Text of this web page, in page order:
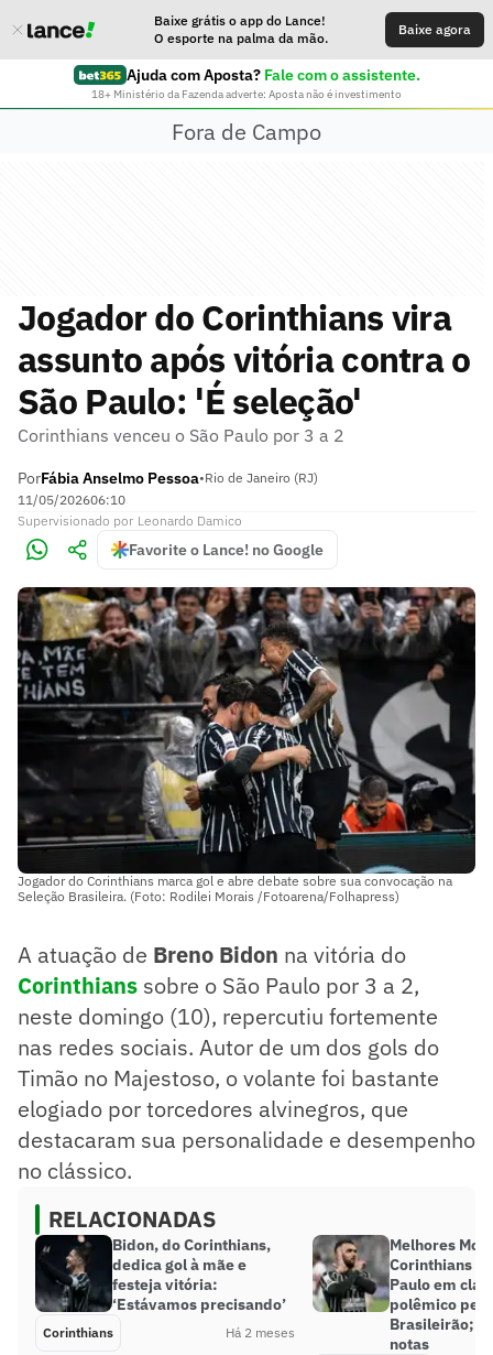
Baixe grátis o app do Lance!
O esporte na palma da mão.
Baixe agora
Ajuda com Aposta? Fale com o assistente.
18+ Ministério da Fazenda adverte: Aposta não é investimento
Fora de Campo
Jogador do Corinthians vira
assunto após vitória contra o
São Paulo: 'É seleção'
Corinthians venceu o São Paulo por 3 a 2
PorFábia Anselmo Pessoa•Rio de Janeiro (RJ)
11/05/202606:10
Supervisionado por Leonardo Damico
Favorite o Lance! no Google
Jogador do Corinthians marca gol e abre debate sobre sua convocação na
Seleção Brasileira. (Foto: Rodilei Morais /Fotoarena/Folhapress)
A atuação de Breno Bidon na vitória do
Corinthians sobre o São Paulo por 3 a 2,
neste domingo (10), repercutiu fortemente
nas redes sociais. Autor de um dos gols do
Timão no Majestoso, o volante foi bastante
elogiado por torcedores alvinegros, que
destacaram sua personalidade e desempenho
no clássico.
RELACIONADAS
Bidon, do Corinthians,
dedica gol à mãe e
festeja vitória:
‘Estávamos precisando’
Corinthians Há 2 meses
Melhores
Corinthians
Paulo em
polêmico pelo
Brasileirão;
notas